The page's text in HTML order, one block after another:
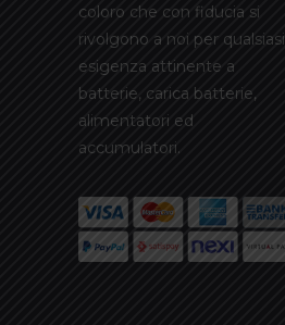
coloro che con fiducia si
rivolgono a noi per qualsiasi
esigenza attinente a
batterie, carica batterie,
alimentatori ed
accumulatori.